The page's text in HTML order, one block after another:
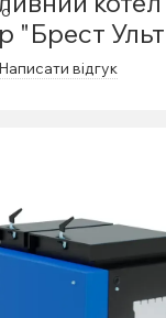
"Брест
Написати відгук